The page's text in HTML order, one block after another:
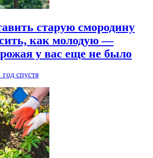
старую смородину
как молодую —
у вас еще не было
год спустя